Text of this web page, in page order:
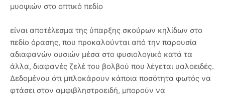
μυοψιών στο οπτικό πεδίο
είναι αποτέλεσμα της ύπαρξης σκούρων κηλίδων στο
πεδίο όρασης, που προκαλούνται από την παρουσία
αδιαφανών ουσιών μέσα στο φυσιολογικό κατά τα
άλλα, διαφανές ζελέ του βολβού που λέγεται υαλοειδές.
Δεδομένου ότι μπλοκάρουν κάποια ποσότητα φωτός να
φτάσει στον αμφιβληστροειδή, μπορούν να